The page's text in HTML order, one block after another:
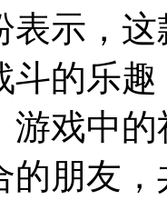
表示，
斗的乐
游戏中
的朋友